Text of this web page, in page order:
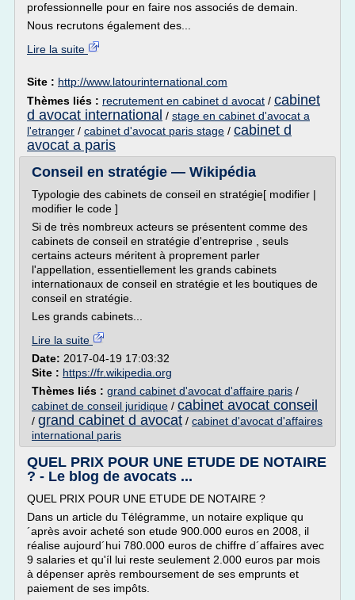
professionnelle pour en faire nos associés de demain.
Nous recrutons également des...
Lire la suite
Site : http://www.latourinternational.com
Thèmes liés : recrutement en cabinet d avocat / cabinet
d avocat international / stage en cabinet d'avocat a
l'etranger / cabinet d'avocat paris stage / cabinet d
avocat a paris
Conseil en stratégie — Wikipédia
Typologie des cabinets de conseil en stratégie[ modifier |
modifier le code ]
Si de très nombreux acteurs se présentent comme des
cabinets de conseil en stratégie d'entreprise , seuls
certains acteurs méritent à proprement parler
l'appellation, essentiellement les grands cabinets
internationaux de conseil en stratégie et les boutiques de
conseil en stratégie.
Les grands cabinets...
Lire la suite
Date: 2017-04-19 17:03:32
Site : https://fr.wikipedia.org
Thèmes liés : grand cabinet d'avocat d'affaire paris /
cabinet de conseil juridique / cabinet avocat conseil
/ grand cabinet d avocat / cabinet d'avocat d'affaires
international paris
QUEL PRIX POUR UNE ETUDE DE NOTAIRE
? - Le blog de avocats ...
QUEL PRIX POUR UNE ETUDE DE NOTAIRE ?
Dans un article du Télégramme, un notaire explique qu
´après avoir acheté son etude 900.000 euros en 2008, il
réalise aujourd´hui 780.000 euros de chiffre d´affaires avec
9 salaries et qu'íl lui reste seulement 2.000 euros par mois
à dépenser après remboursement de ses emprunts et
paiement de ses impôts.